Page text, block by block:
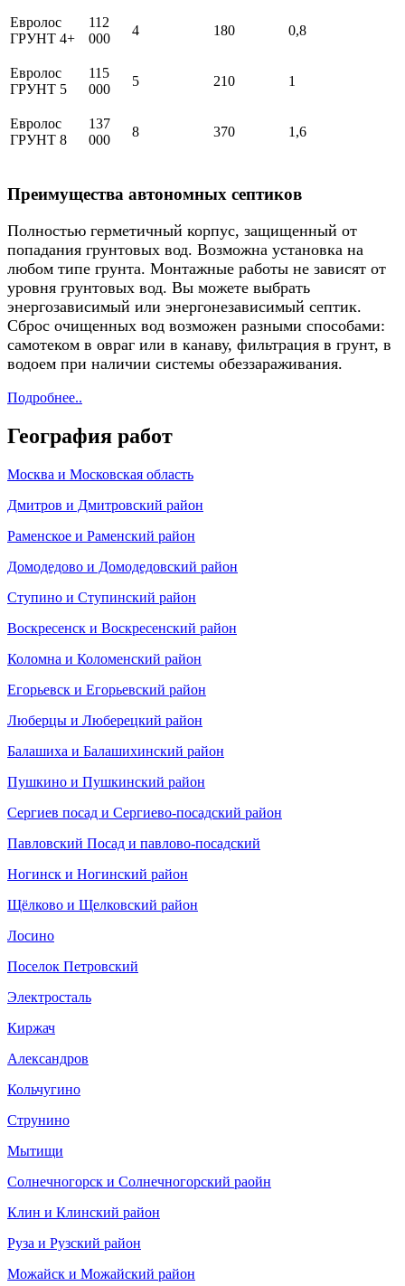
Евролос
ГРУНТ 4+
112
000
4 180 0,8
Евролос
ГРУНТ 5
115
000
5 210 1
Евролос
ГРУНТ 8
137
000
8 370 1,6
Преимущества автономных септиков
Полностью герметичный корпус, защищенный от
попадания грунтовых вод. Возможна установка на
любом типе грунта. Монтажные работы не зависят от
уровня грунтовых вод. Вы можете выбрать
энергозависимый или энергонезависимый септик.
Сброс очищенных вод возможен разными способами:
самотеком в овраг или в канаву, фильтрация в грунт, в
водоем при наличии системы обеззараживания.
Подробнее..
География работ
Москва и Московская область
Дмитров и Дмитровский район
Раменское и Раменский район
Домодедово и Домодедовский район
Ступино и Ступинский район
Воскресенск и Воскресенский район
Коломна и Коломенский район
Егорьевск и Егорьевский район
Люберцы и Люберецкий район
Балашиха и Балашихинский район
Пушкино и Пушкинский район
Cергиев посад и Сергиево-посадский район
Павловский Посад и павлово-посадский
Ногинск и Ногинский район
Щёлково и Щелковский район
Лосино
Поселок Петровский
Электросталь
Киржач
Александров
Кольчугино
Струнино
Мытищи
Солнечногорск и Солнечногорский раойн
Клин и Клинский район
Руза и Рузский район
Можайск и Можайский район